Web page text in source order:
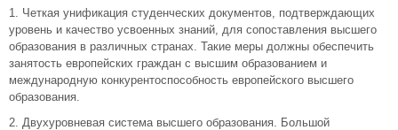
1. Четкая унификация студенческих документов, подтверждающих
уровень и качество усвоенных знаний, для сопоставления высшего
образования в различных странах. Такие меры должны обеспечить
занятость европейских граждан с высшим образованием и
международную конкурентоспособность европейского высшего
образования.
2. Двухуровневая система высшего образования. Большой